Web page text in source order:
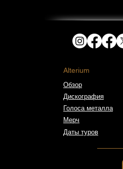
​Alterium
Обзор
Дискография
Голоса металла
Мерч
Даты туров